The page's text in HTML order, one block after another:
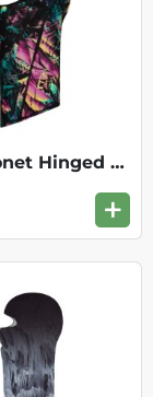
Thermonet Hinged Balaclava - Pur3 Black
+